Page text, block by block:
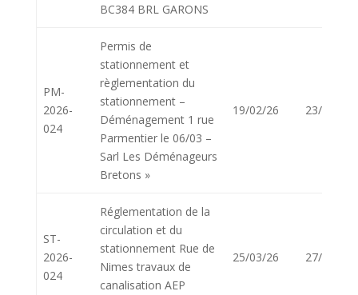
BC384 BRL GARONS
PM-
2026-
024
Permis de
stationnement et
règlementation du
stationnement –
Déménagement 1 rue
Parmentier le 06/03 –
Sarl Les Déménageurs
Bretons »
19/02/26 23/02/26
ST-
2026-
024
Réglementation de la
circulation et du
stationnement Rue de
Nimes travaux de
canalisation AEP
25/03/26 27/03/26